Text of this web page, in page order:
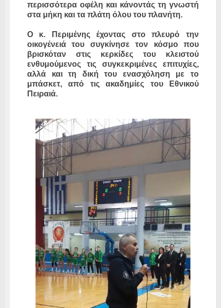
περισσότερα οφέλη και κάνοντάς τη γνωστή
στα μήκη και τα πλάτη όλου του πλανήτη.
Ο κ. Περιμένης έχοντας στο πλευρό την
οικογένειά του συγκίνησε τον κόσμο που
βρισκόταν στις κερκίδες του κλειστού
ενθυμούμενος τις συγκεκριμένες επιτυχίες,
αλλά και τη δική του ενασχόληση με το
μπάσκετ, από τις ακαδημίες του Εθνικού
Πειραιά.